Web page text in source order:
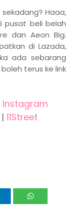
Haaa,
pusat beli belah
dan Aeon Big.
di Lazada,
ada sebarang
terus ke link
Instagram
11Street